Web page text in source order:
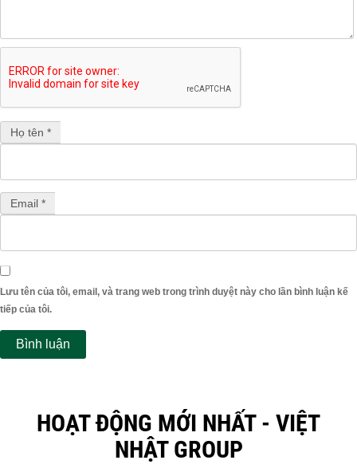
Họ tên *
Email *
Lưu tên của tôi, email, và trang web trong trình duyệt này cho lần bình luận kế
tiếp của tôi.
HOẠT ĐỘNG MỚI NHẤT - VIỆT
NHẬT GROUP